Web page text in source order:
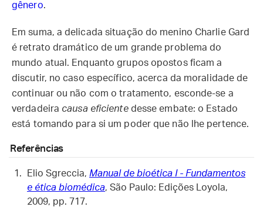
gênero.
Em suma, a delicada situação do menino Charlie Gard
é retrato dramático de um grande problema do
mundo atual. Enquanto grupos opostos ficam a
discutir, no caso específico, acerca da moralidade de
continuar ou não com o tratamento, esconde-se a
verdadeira causa eficientedesse embate: o Estado
está tomando para si um poder que não lhe pertence.
Referências
Elio Sgreccia, Manual de bioética I - Fundamentos
e ética biomédica, São Paulo: Edições Loyola,
2009, pp. 717.